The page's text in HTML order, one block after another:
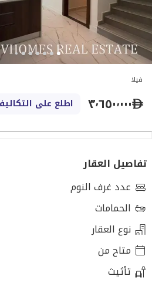
فيلا
٣٬٦٥٠٬٠٠٠ اطلع على
تفاصيل العقار
عدد غرف النوم
الحمامات
نوع العقار
متاح من
تأثيث